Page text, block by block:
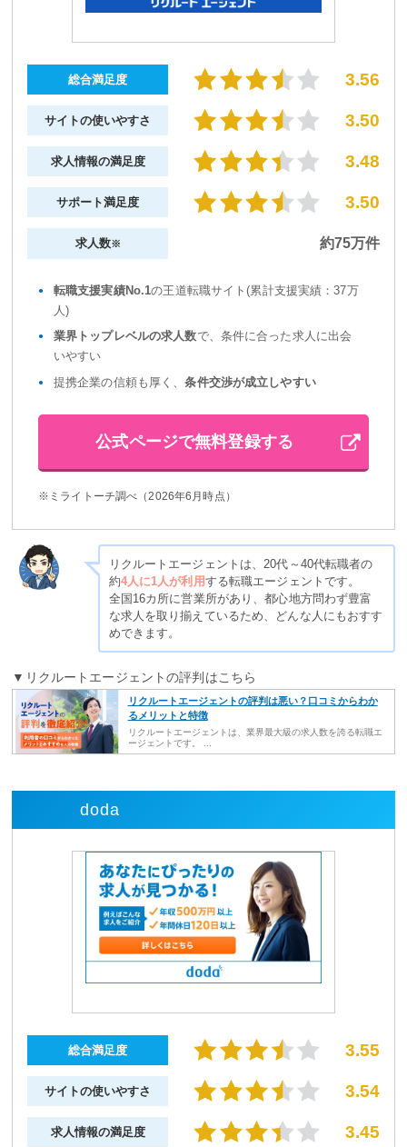
総合満足度 3.56
サイトの使いやすさ 3.50
求人情報の満足度 3.48
サポート満足度 3.50
求人数※ 約75万件
転職支援実績No.1の王道転職サイト(累計支援実績：37万
人)
業界トップレベルの求人数で、条件に合った求人に出会
いやすい
提携企業の信頼も厚く、条件交渉が成立しやすい
公式ページで無料登録する
※ミライトーチ調べ（2026年6月時点）
リクルートエージェントは、20代～40代転職者の
約4人に1人が利用する転職エージェントです。
全国16カ所に営業所があり、都心地方問わず豊富
な求人を取り揃えているため、どんな人にもおすす
めできます。
▼リクルートエージェントの評判はこちら
リクルートエージェントの評判は悪い？口コミからわか
るメリットと特徴
リクルートエージェントは、業界最大級の求人数を誇る転職エ
ージェントです。 ...
doda
総合満足度 3.55
サイトの使いやすさ 3.54
求人情報の満足度 3.45